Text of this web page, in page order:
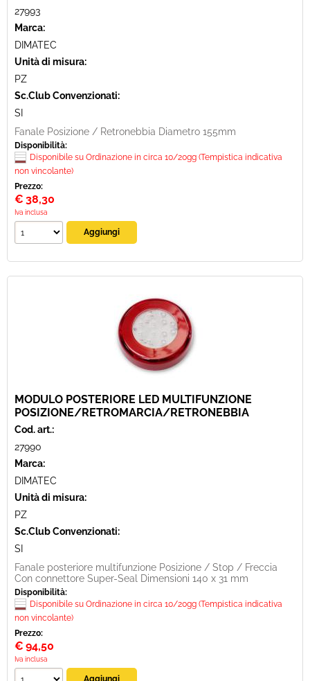
27993
Marca:
DIMATEC
Unità di misura:
PZ
Sc.Club Convenzionati:
SI
Fanale Posizione / Retronebbia Diametro 155mm
Disponibilità:
Disponibile su Ordinazione in circa 10/20gg (Tempistica indicativa
non vincolante)
Prezzo:
€ 38,30
Iva inclusa
MODULO POSTERIORE LED MULTIFUNZIONE
POSIZIONE/RETROMARCIA/RETRONEBBIA
Cod. art.:
27990
Marca:
DIMATEC
Unità di misura:
PZ
Sc.Club Convenzionati:
SI
Fanale posteriore multifunzione Posizione / Stop / Freccia
Con connettore Super-Seal Dimensioni 140 x 31 mm
Disponibilità:
Disponibile su Ordinazione in circa 10/20gg (Tempistica indicativa
non vincolante)
Prezzo:
€ 94,50
Iva inclusa